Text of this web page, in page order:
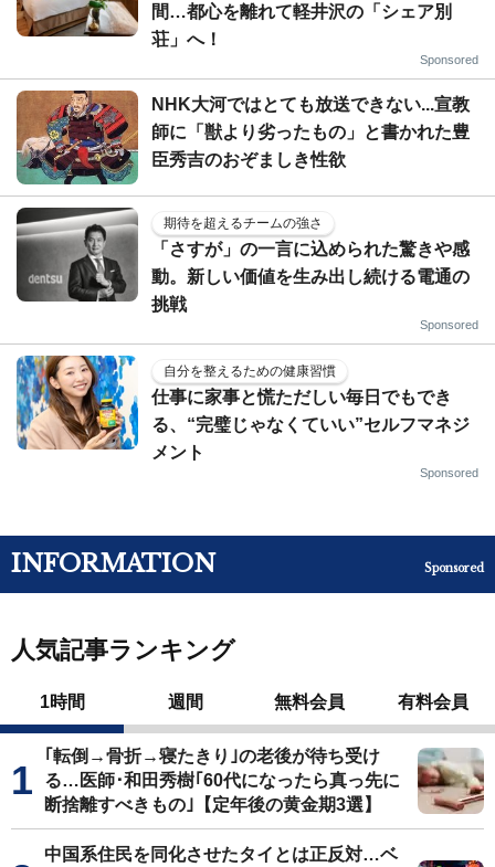
間…都心を離れて軽井沢の「シェア別
荘」へ！
Sponsored
NHK大河ではとても放送できない...宣教
師に「獣より劣ったもの」と書かれた豊
臣秀吉のおぞましき性欲
期待を超えるチームの強さ
「さすが」の一言に込められた驚きや感
動。新しい価値を生み出し続ける電通の
挑戦
Sponsored
自分を整えるための健康習慣
仕事に家事と慌ただしい毎日でもでき
る、“完璧じゃなくていい”セルフマネジ
メント
Sponsored
INFORMATION Sponsored
人気記事ランキング
1時間 週間 無料会員 有料会員
｢転倒→骨折→寝たきり｣の老後が待ち受け
る…医師･和田秀樹｢60代になったら真っ先に
断捨離すべきもの｣【定年後の黄金期3選】
中国系住民を同化させたタイとは正反対…ベ